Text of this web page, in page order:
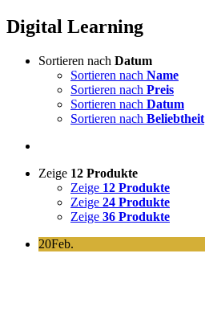
Digital Learning
Sortieren nach Datum
Sortieren nach Name
Sortieren nach Preis
Sortieren nach Datum
Sortieren nach Beliebtheit
Zeige 12 Produkte
Zeige 12 Produkte
Zeige 24 Produkte
Zeige 36 Produkte
20Feb.